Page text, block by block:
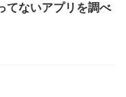
てないアプリを調べ